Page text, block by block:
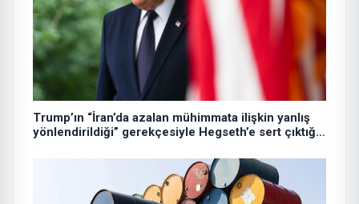
Trump’ın “İran’da azalan mühimmata ilişkin yanlış
yönlendirildiği” gerekçesiyle Hegseth’e sert çıktığı